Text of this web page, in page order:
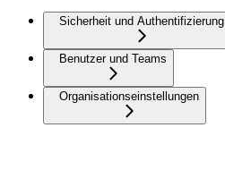
Sicherheit und Authentifizierung
Benutzer und Teams
Organisationseinstellungen